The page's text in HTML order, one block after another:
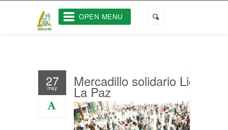
OPEN MENU
27
may Mercadillo solidario Liceo
La Paz